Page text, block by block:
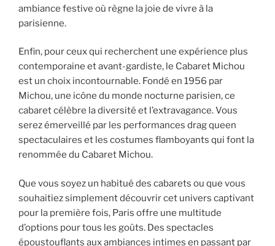
ambiance festive où règne la joie de vivre à la
parisienne.
Enfin, pour ceux qui recherchent une expérience plus
contemporaine et avant-gardiste, le Cabaret Michou
est un choix incontournable. Fondé en 1956 par
Michou, une icône du monde nocturne parisien, ce
cabaret célèbre la diversité et l’extravagance. Vous
serez émerveillé par les performances drag queen
spectaculaires et les costumes flamboyants qui font la
renommée du Cabaret Michou.
Que vous soyez un habitué des cabarets ou que vous
souhaitiez simplement découvrir cet univers captivant
pour la première fois, Paris offre une multitude
d’options pour tous les goûts. Des spectacles
époustouflants aux ambiances intimes en passant par